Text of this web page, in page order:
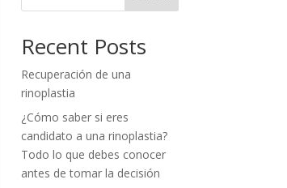
Recent Posts
Recuperación de una
rinoplastia
¿Cómo saber si eres
candidato a una rinoplastia?
Todo lo que debes conocer
antes de tomar la decisión